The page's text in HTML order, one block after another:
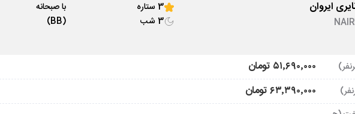
ایروان
3 ستاره
3 شب
با صبحانه
(BB)
۵۱٬۶۹۰٬۰۰۰ تومان
۶۳٬۳۹۰٬۰۰۰ تومان